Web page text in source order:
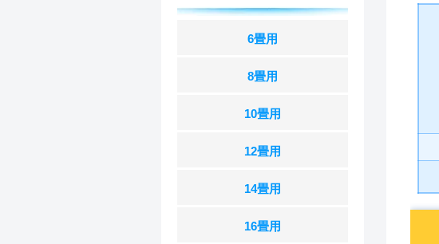
6畳用
8畳用
10畳用
12畳用
14畳用
16畳用